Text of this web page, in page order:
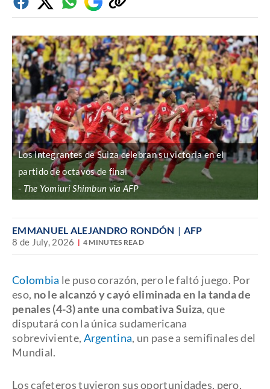
FacebookTwitterWhatsapp
Google
Discover
Copiar
enlace
Los integrantes de Suiza celebran su victoria en el
partido de octavos de final
The Yomiuri Shimbun via AFP
EMMANUEL ALEJANDRO RONDÓN AFP
8 de July, 2026 4 MINUTES READ
Colombia le puso corazón, pero le faltó juego. Por
eso, no le alcanzó y cayó eliminada en la tanda de
penales (4-3) ante una combativa Suiza, que
disputará con la única sudamericana
sobreviviente, Argentina, un pase a semifinales del
Mundial.
Los cafeteros tuvieron sus oportunidades, pero,